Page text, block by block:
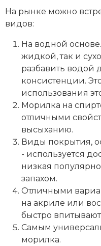
На рынке можно
видов:
На водной
жидкой, так и
разбавить водой
консистенции.
использования
Морилка на
отличными
высыханию.
Виды покрытия,
- используется
низкая
запахом.
Отличными
на акриле или
быстро
Самым
морилка.